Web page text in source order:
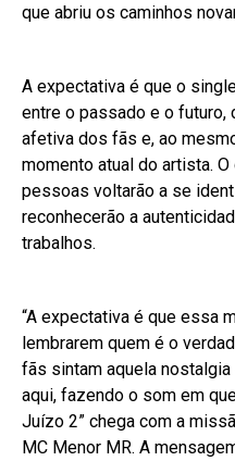
que abriu os caminhos
A expectativa é que o
entre o passado e o futuro,
afetiva dos fãs e, ao
momento atual do artista.
pessoas voltarão a se
reconhecerão a
trabalhos.
“A expectativa é que essa
lembrarem quem é o
fãs sintam aquela
aqui, fazendo o som em
Juízo 2” chega com a
MC Menor MR. A